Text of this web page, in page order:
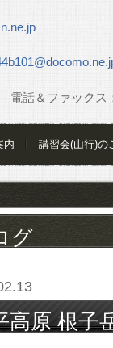
＆ファックス
内 講習会(山行)の
グ
高原 根子